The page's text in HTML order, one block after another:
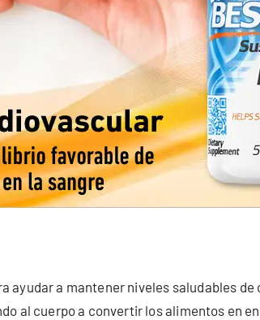
ayudar a mantener niveles saludables
al cuerpo a convertir los alimentos en